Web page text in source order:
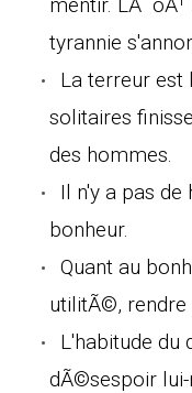
tyrannie
La terreur est
solitaires
des hommes.
Il n'y a pas
bonheur.
Quant au
utilitÃ©, rendre
L'habitude du
dÃ©sespoir lui-